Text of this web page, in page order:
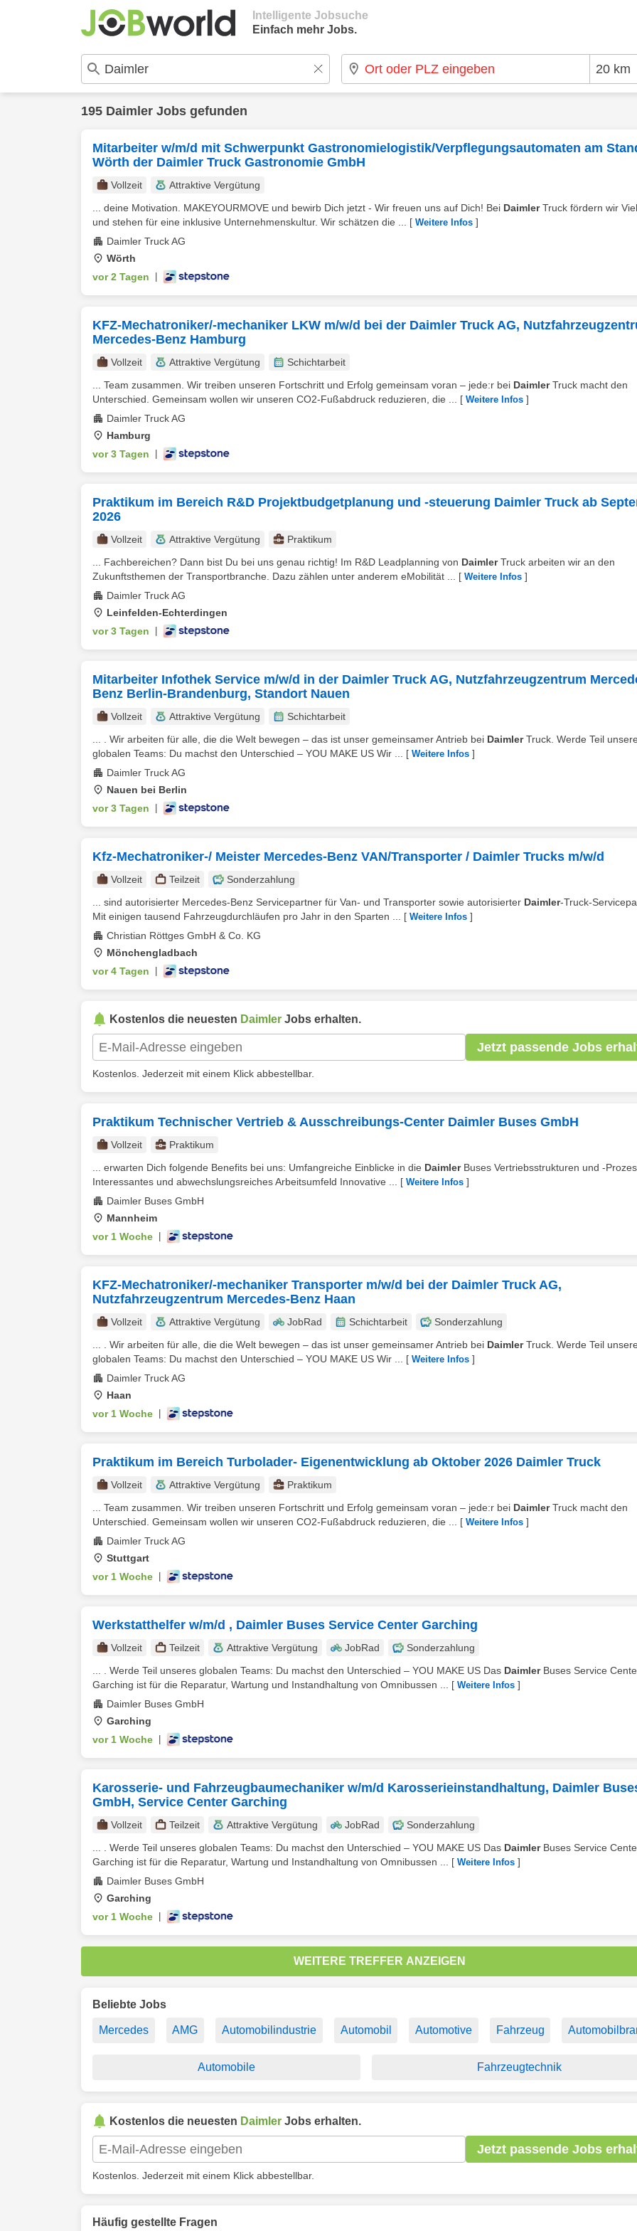
Intelligente Jobsuche
Einfach mehr Jobs.
195 Daimler Jobs gefunden
Mitarbeiter w/m/d mit Schwerpunkt Gastronomielogistik/Verpflegungsautomaten am
Wörth der Daimler Truck Gastronomie GmbH
Vollzeit
Attraktive Vergütung
... deine Motivation. MAKEYOURMOVE und bewirb Dich jetzt - Wir freuen uns auf Dich! Bei DaimlerTruck fördern wir
und stehen für eine inklusive Unternehmenskultur. Wir schätzen die ...
[ Weitere Infos ]
Daimler Truck AG
Wörth
vor 2 Tagen
KFZ-Mechatroniker/-mechaniker LKW m/w/d bei der Daimler Truck AG,
Mercedes-Benz Hamburg
Vollzeit Attraktive Vergütung
Schichtarbeit
... Team zusammen. Wir treiben unseren Fortschritt und Erfolg gemeinsam voran – jede:r bei DaimlerTruck macht den
Unterschied. Gemeinsam wollen wir unseren CO2-Fußabdruck reduzieren, die ...
[ Weitere Infos ]
Daimler Truck AG
Hamburg
vor 3 Tagen
Praktikum im Bereich R&D Projektbudgetplanung und -steuerung Daimler Truck ab
2026
Vollzeit Attraktive Vergütung
Praktikum
... Fachbereichen? Dann bist Du bei uns genau richtig! Im R&D Leadplanning von DaimlerTruck arbeiten wir an den
Zukunftsthemen der Transportbranche. Dazu zählen unter anderem eMobilität ...
[ Weitere Infos ]
Daimler Truck AG
Leinfelden-Echterdingen
vor 3 Tagen
Mitarbeiter Infothek Service m/w/d in der Daimler Truck AG, Nutzfahrzeugzentrum
Benz Berlin-Brandenburg, Standort Nauen
Vollzeit Attraktive Vergütung
Schichtarbeit
... . Wir arbeiten für alle, die die Welt bewegen – das ist unser gemeinsamer Antrieb bei DaimlerTruck. Werde Teil
globalen Teams: Du machst den Unterschied – YOU MAKE US Wir ...
[ Weitere Infos ]
Daimler Truck AG
Nauen bei Berlin
vor 3 Tagen
Kfz-Mechatroniker-/ Meister Mercedes-Benz VAN/Transporter / Daimler Trucks m/w/d
Vollzeit Teilzeit
Sonderzahlung
... sind autorisierter Mercedes-Benz Servicepartner für Van- und Transporter sowie autorisierter Daimler-Truck-
Mit einigen tausend Fahrzeugdurchläufen pro Jahr in den Sparten ...
[ Weitere Infos ]
Christian Röttges GmbH & Co. KG
Mönchengladbach
vor 4 Tagen
Kostenlos die neuesten Daimler Jobs erhalten.
Jetzt passende Jobs
Kostenlos. Jederzeit mit einem Klick abbestellbar.
Praktikum Technischer Vertrieb & Ausschreibungs-Center Daimler Buses GmbH
Vollzeit
Praktikum
... erwarten Dich folgende Benefits bei uns: Umfangreiche Einblicke in die DaimlerBuses Vertriebsstrukturen und -
Interessantes und abwechslungsreiches Arbeitsumfeld Innovative ...
[ Weitere Infos ]
Daimler Buses GmbH
Mannheim
vor 1 Woche
KFZ-Mechatroniker/-mechaniker Transporter m/w/d bei der Daimler Truck AG,
Nutzfahrzeugzentrum Mercedes-Benz Haan
Vollzeit Attraktive Vergütung JobRad Schichtarbeit
Sonderzahlung
... . Wir arbeiten für alle, die die Welt bewegen – das ist unser gemeinsamer Antrieb bei DaimlerTruck. Werde Teil
globalen Teams: Du machst den Unterschied – YOU MAKE US Wir ...
[ Weitere Infos ]
Daimler Truck AG
Haan
vor 1 Woche
Praktikum im Bereich Turbolader- Eigenentwicklung ab Oktober 2026 Daimler Truck
Vollzeit Attraktive Vergütung
Praktikum
... Team zusammen. Wir treiben unseren Fortschritt und Erfolg gemeinsam voran – jede:r bei DaimlerTruck macht den
Unterschied. Gemeinsam wollen wir unseren CO2-Fußabdruck reduzieren, die ...
[ Weitere Infos ]
Daimler Truck AG
Stuttgart
vor 1 Woche
Werkstatthelfer w/m/d , Daimler Buses Service Center Garching
Vollzeit Teilzeit Attraktive Vergütung JobRad
Sonderzahlung
... . Werde Teil unseres globalen Teams: Du machst den Unterschied – YOU MAKE US Das DaimlerBuses Service
Garching ist für die Reparatur, Wartung und Instandhaltung von Omnibussen ...
[ Weitere Infos ]
Daimler Buses GmbH
Garching
vor 1 Woche
Karosserie- und Fahrzeugbaumechaniker w/m/d Karosserieinstandhaltung, Daimler
GmbH, Service Center Garching
Vollzeit Teilzeit Attraktive Vergütung JobRad
Sonderzahlung
... . Werde Teil unseres globalen Teams: Du machst den Unterschied – YOU MAKE US Das DaimlerBuses Service
Garching ist für die Reparatur, Wartung und Instandhaltung von Omnibussen ...
[ Weitere Infos ]
Daimler Buses GmbH
Garching
vor 1 Woche
WEITERE TREFFER ANZEIGEN
Beliebte Jobs
Mercedes AMG Automobilindustrie Automobil Automotive Fahrzeug
Automobile Fahrzeugtechnik
Kostenlos die neuesten Daimler Jobs erhalten.
Jetzt passende Jobs
Kostenlos. Jederzeit mit einem Klick abbestellbar.
Häufig gestellte Fragen